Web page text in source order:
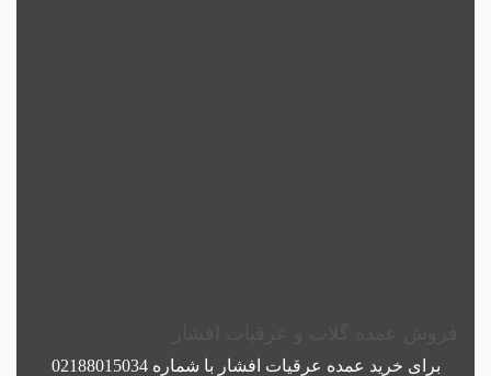
برای خرید عمده عرقیات افشار با شماره02188015034